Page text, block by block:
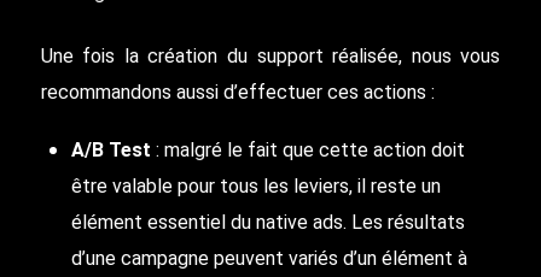
Une fois la création du support réalisée, nous vous
recommandons aussi d’effectuer ces actions :
A/B Test : malgré le fait que cette action doit
être valable pour tous les leviers, il reste un
élément essentiel du native ads. Les résultats
d’une campagne peuvent variés d’un élément à